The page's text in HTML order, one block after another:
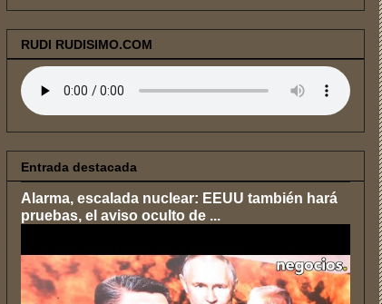
RUDI RUDISIMO.COM
Entrada destacada
Alarma, escalada nuclear: EEUU también hará
pruebas, el aviso oculto de ...